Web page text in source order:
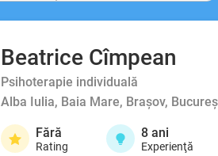
Beatrice Cîmpean
Psihoterapie individuală
Alba Iulia, Baia Mare, Brașov,
Fără
Rating
8 ani
Experienţă